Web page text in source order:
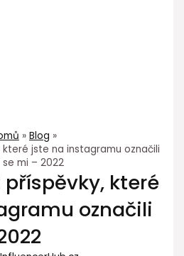
Blog
jste na instagramu označili
mi – 2022
příspěvky, které
označili